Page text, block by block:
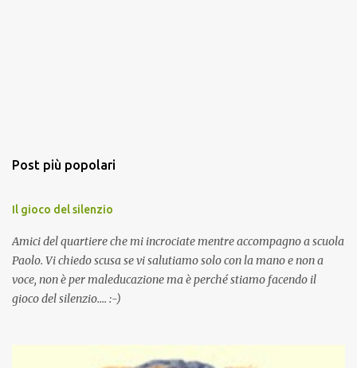
Post più popolari
Il gioco del silenzio
Amici del quartiere che mi incrociate mentre accompagno a scuola
Paolo. Vi chiedo scusa se vi salutiamo solo con la mano e non a
voce, non è per maleducazione ma è perché stiamo facendo il
gioco del silenzio.... :-)